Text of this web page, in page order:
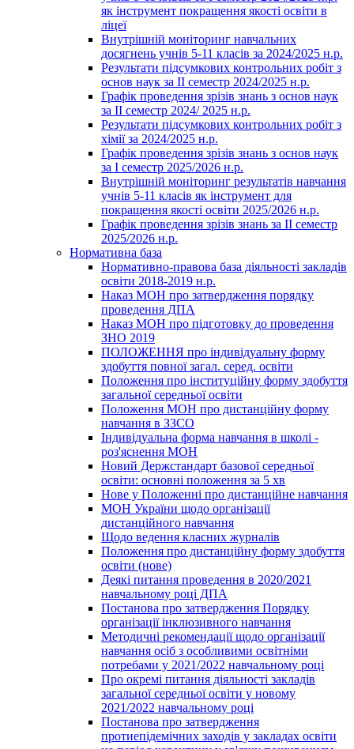
як інструмент покращення якості освіти в
ліцеї
Внутрішній моніторинг навчальних
досягнень учнів 5-11 класів за 2024/2025 н.р.
Результати підсумкових контрольних робіт з
основ наук за ІІ семестр 2024/2025 н.р.
Графік проведення зрізів знань з основ наук
за ІІ семестр 2024/ 2025 н.р.
Результати підсумкових контрольних робіт з
хімії за 2024/2025 н.р.
Графік проведення зрізів знань з основ наук
за І семестр 2025/2026 н.р.
Внутрішній моніторинг результатів навчання
учнів 5-11 класів як інструмент для
покращення якості освіти 2025/2026 н.р.
Графік проведення зрізів знань за ІІ семестр
2025/2026 н.р.
Нормативна база
Нормативно-правова база діяльності закладів
освіти 2018-2019 н.р.
Наказ МОН про затвердження порядку
проведення ДПА
Наказ МОН про підготовку до проведення
ЗНО 2019
ПОЛОЖЕННЯ про індивідуальну форму
здобуття повної загал. серед. освіти
Положення про інституційну форму здобуття
загальної середньої освіти
Положення МОН про дистанційну форму
навчання в ЗЗСО
Індивідуальна форма навчання в школі -
роз'яснення МОН
Новий Держстандарт базової середньої
освіти: основні положення за 5 хв
Нове у Положенні про дистанційне навчання
МОН України щодо організації
дистанційного навчання
Щодо ведення класних журналів
Положення про дистанційну форму здобуття
освіти (нове)
Деякі питання проведення в 2020/2021
навчальному році ДПА
Постанова про затвердження Порядку
організації інклюзивного навчання
Методичні рекомендації щодо організації
навчання осіб з особливими освітніми
потребами у 2021/2022 навчальному році
Про окремі питання діяльності закладів
загальної середньої освіти у новому
2021/2022 навчальному році
Постанова про затвердження
протиепідемічних заходів у закладах освіти